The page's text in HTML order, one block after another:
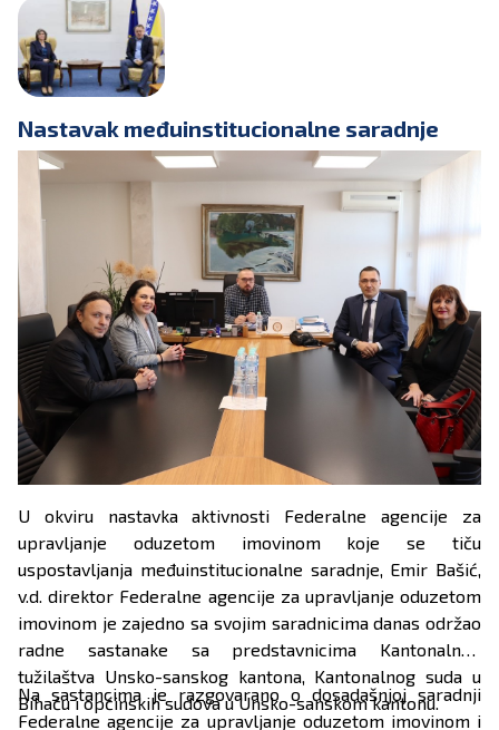
Nastavak međuinstitucionalne saradnje
U okviru nastavka aktivnosti Federalne agencije za
upravljanje oduzetom imovinom koje se tiču
uspostavljanja međuinstitucionalne saradnje, Emir Bašić,
v.d. direktor Federalne agencije za upravljanje oduzetom
imovinom je zajedno sa svojim saradnicima danas održao
radne sastanake sa predstavnicima Kantonalnog
tužilaštva Unsko-sanskog kantona, Kantonalnog suda u
Bihaću i općinskih sudova u Unsko-sanskom kantonu.
Na sastancima je razgovarano o dosadašnjoj saradnji
Federalne agencije za upravljanje oduzetom imovinom i